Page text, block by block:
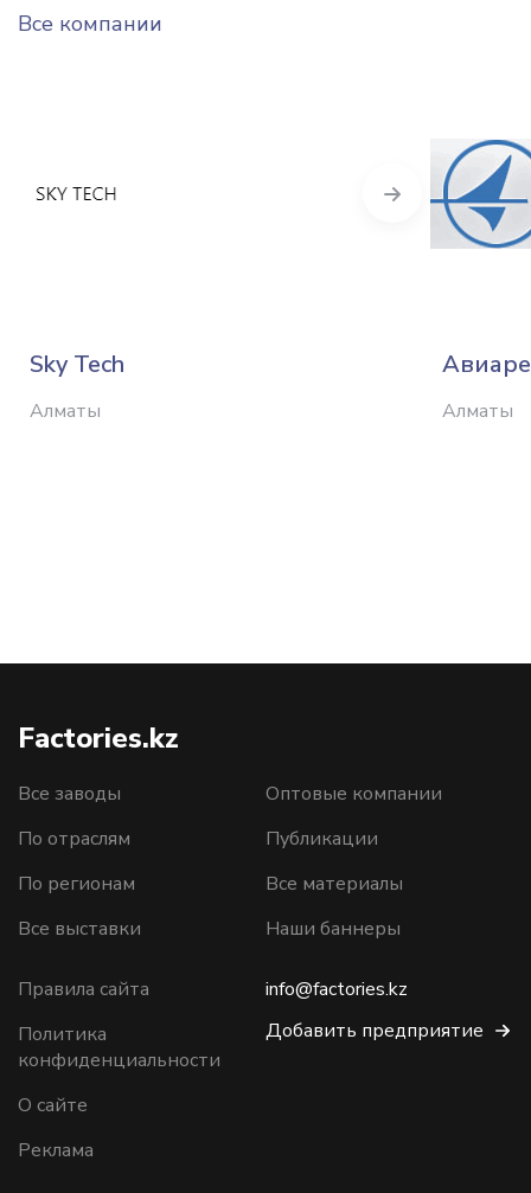
Все компании
Sky Tech
Алматы Алматы
Next
Factories.kz
Все заводы
По отраслям
По регионам
Все выставки
Оптовые компании
Публикации
Все материалы
Наши баннеры
Правила сайта
Политика
конфиденциальности
О сайте
Реклама
info@factories.kz
Добавить предприятие